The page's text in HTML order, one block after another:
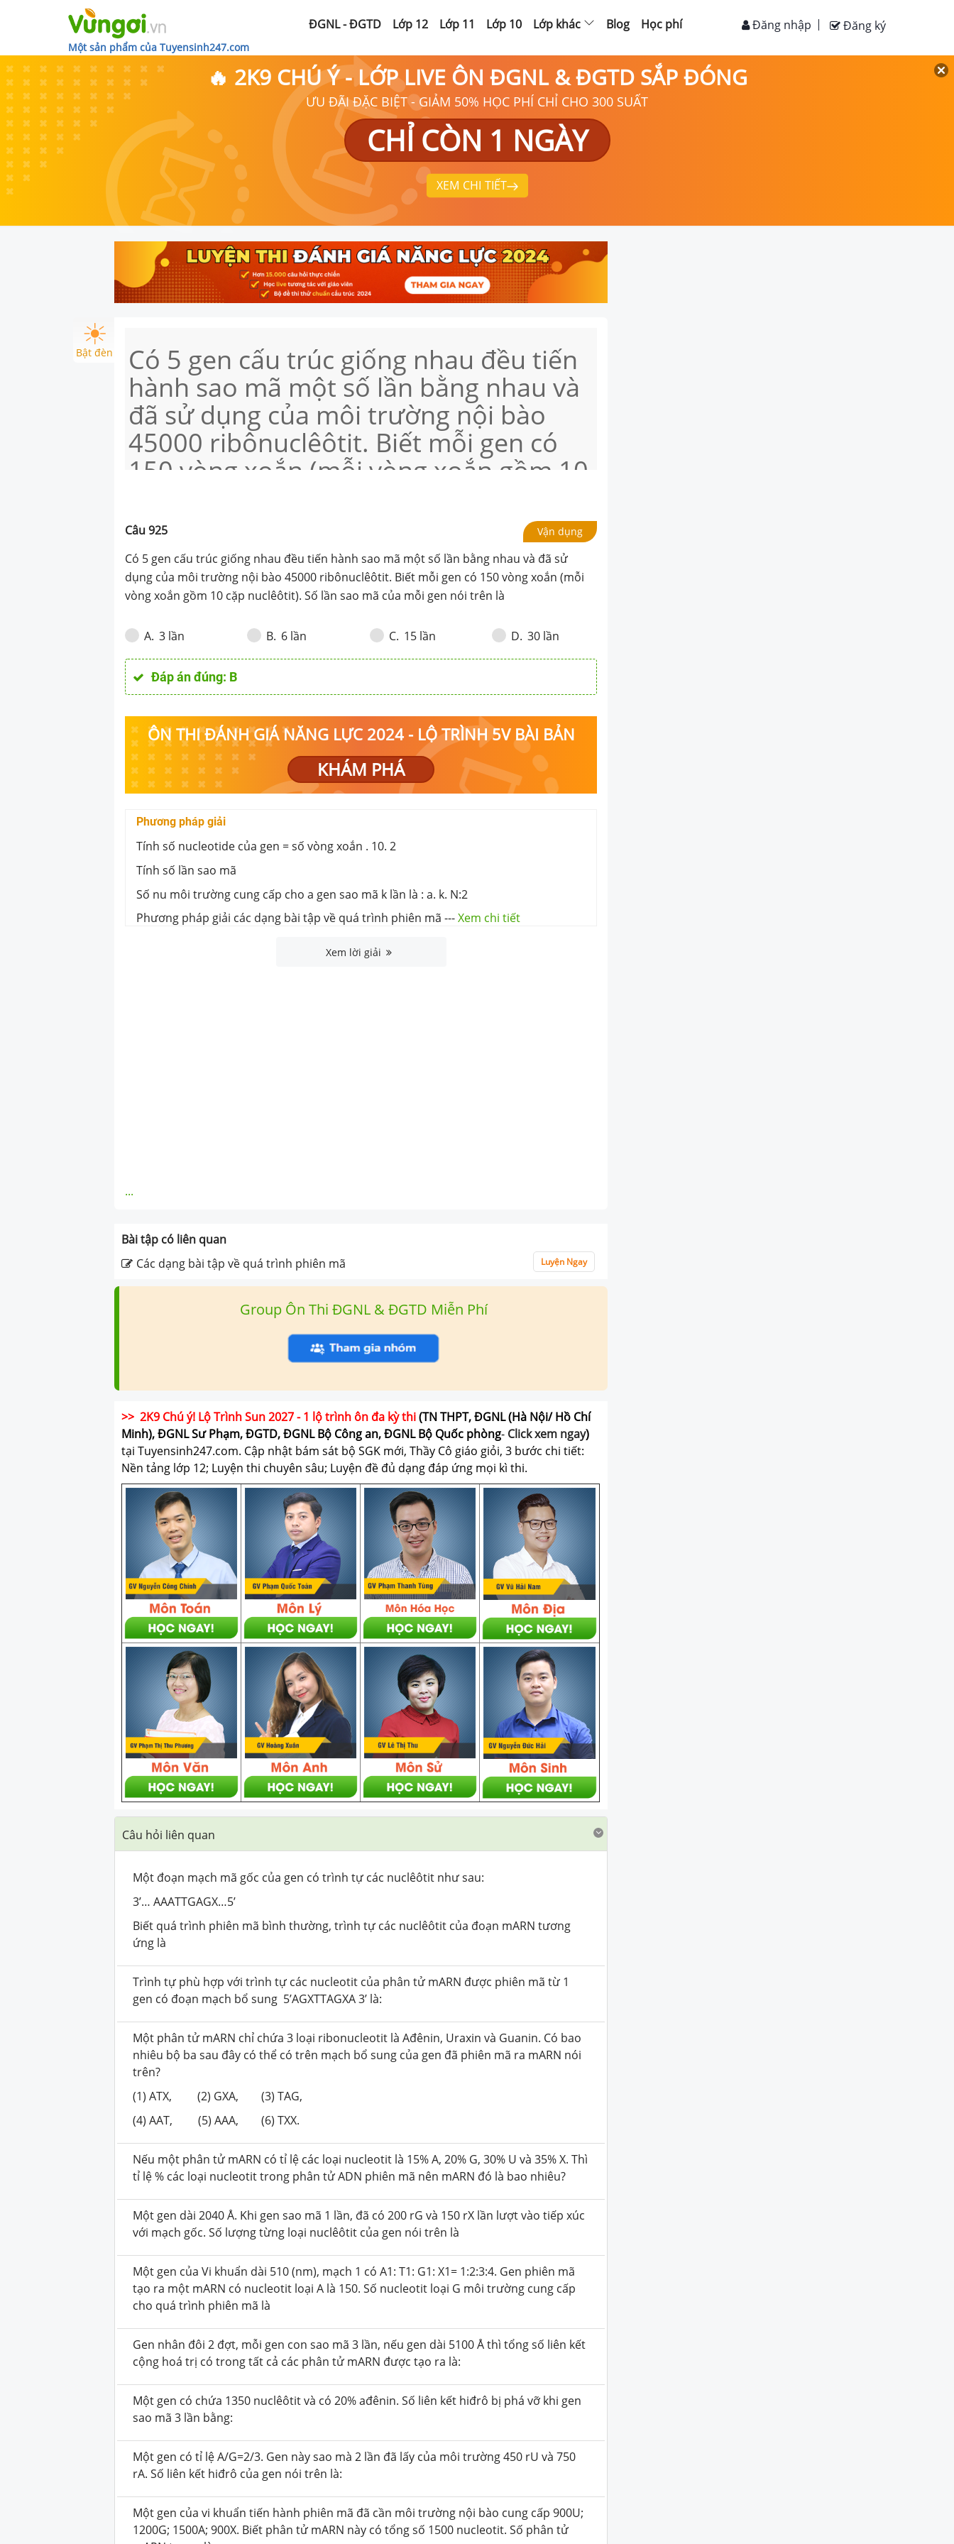
Một sản phẩm của Tuyensinh247.com
ĐGNL - ĐGTD Lớp 12 Lớp 11 Lớp 10 Lớp khác Blog Học phí Đăng ký
Đăng nhập
🔥 2K9 CHÚ Ý - LỚP LIVE ÔN ĐGNL & ĐGTD SẮP ĐÓNG
ƯU ĐÃI ĐẶC BIỆT - GIẢM 50% HỌC PHÍ CHỈ CHO 300 SUẤT
CHỈ CÒN 1 NGÀY
XEM CHI TIẾT
Bật đèn Có 5 gen cấu trúc giống nhau đều tiến
hành sao mã một số lần bằng nhau và
đã sử dụng của môi trường nội bào
45000 ribônuclêôtit. Biết mỗi gen có
150 vòng xoắn (mỗi vòng xoắn gồm 10
gen nói trên là
Câu925 Vận dụng
Có 5 gen cấu trúc giống nhau đều tiến hành sao mã một số lần bằng nhau và đã sử
dụng của môi trường nội bào 45000 ribônuclêôtit. Biết mỗi gen có 150 vòng xoắn (mỗi
vòng xoắn gồm 10 cặp nuclêôtit). Số lần sao mã của mỗi gen nói trên là
A. 3 lần B. 6 lần C. 15 lần D. 30 lần
Đáp án đúng: B
ÔN THI ĐÁNH GIÁ NĂNG LỰC 2024 - LỘ TRÌNH 5V BÀI BẢN
KHÁM PHÁ
Phương pháp giải
Tính số nucleotide của gen = số vòng xoắn . 10. 2
Tính số lần sao mã
Số nu môi trường cung cấp cho a gen sao mã k lần là : a. k. N:2
Phương pháp giải các dạng bài tập về quá trình phiên mã ---Xem chi tiết
Xem lời giải
...
Bài tập có liên quan
Các dạng bài tập về quá trình phiên mã
Luyện Ngay
Group Ôn Thi ĐGNL & ĐGTD Miễn Phí
>> 2K9 Chú ý! Lộ Trình Sun 2027 - 1 lộ trình ôn đa kỳ thi(TN THPT, ĐGNL (Hà Nội/ Hồ Chí
Minh), ĐGNL Sư Phạm, ĐGTD, ĐGNL Bộ Công an, ĐGNL Bộ Quốc phòng- Click xem ngay)
tại Tuyensinh247.com. Cập nhật bám sát bộ SGK mới, Thầy Cô giáo giỏi, 3 bước chi tiết:
Nền tảng lớp 12; Luyện thi chuyên sâu; Luyện đề đủ dạng đáp ứng mọi kì thi.
Câu hỏi liên quan
Một đoạn mạch mã gốc của gen có trình tự các nuclêôtit như sau:
3’… AAATTGAGX…5’
Biết quá trình phiên mã bình thường, trình tự các nuclêôtit của đoạn mARN tương
ứng là
Trình tự phù hợp với trình tự các nucleotit của phân tử mARN được phiên mã từ 1
gen có đoạn mạch bổ sung 5’AGXTTAGXA 3’ là:
Một phân tử mARN chỉ chứa 3 loại ribonucleotit là Ađênin, Uraxin và Guanin. Có bao
nhiêu bộ ba sau đây có thể có trên mạch bổ sung của gen đã phiên mã ra mARN nói
trên?
(1) ATX, (2) GXA, (3) TAG,
(4) AAT, (5) AAA, (6) TXX.
Nếu một phân tử mARN có tỉ lệ các loại nucleotit là 15% A, 20% G, 30% U và 35% X. Thì
tỉ lệ % các loại nucleotit trong phân tử ADN phiên mã nên mARN đó là bao nhiêu?
Một gen dài 2040Å. Khi gen sao mã 1 lần, đã có 200 rG và 150 rX lần lượt vào tiếp xúc
với mạch gốc. Số lượng từng loại nuclêôtit của gen nói trên là
Một gen của Vi khuẩn dài 510 (nm), mạch 1 có A1: T1: G1: X1= 1:2:3:4. Gen phiên mã
tạo ra một mARN có nucleotit loại A là 150. Số nucleotit loại G môi trường cung cấp
cho quá trình phiên mã là
Gen nhân đôi 2 đợt, mỗi gen con sao mã 3 lần, nếu gen dài 5100Åthì tổng số liên kết
cộng hoá trị có trong tất cả các phân tử mARN được tạo ra là:
Một gen có chứa 1350 nuclêôtit và có 20% ađênin. Số liên kết hiđrô bị phá vỡ khi gen
sao mã 3 lần bằng:
Một gen có tỉ lệ A/G=2/3. Gen này sao mà 2 lần đã lấy của môi trường 450 rU và 750
rA. Số liên kết hiđrô của gen nói trên là:
Một gen của vi khuẩn tiến hành phiên mã đã cần môi trường nội bào cung cấp 900U;
1200G; 1500A; 900X. Biết phân tử mARN này có tổng số 1500 nucleotit. Số phân tử